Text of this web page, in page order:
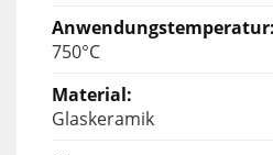
750°C
Glaskeramik